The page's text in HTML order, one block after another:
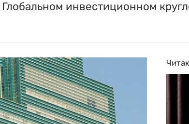
инвестиционном